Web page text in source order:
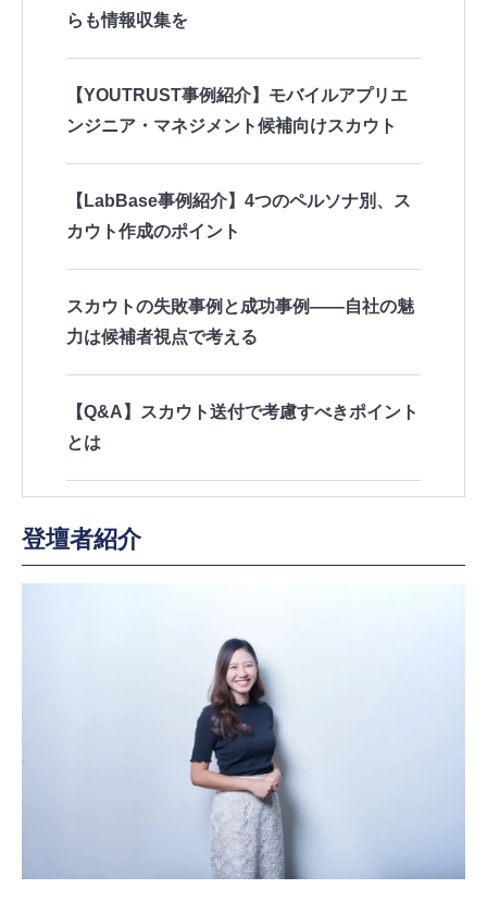
らも情報収集を
【YOUTRUST事例紹介】モバイルアプリエ
ンジニア・マネジメント候補向けスカウト
【LabBase事例紹介】4つのペルソナ別、ス
カウト作成のポイント
スカウトの失敗事例と成功事例――自社の魅
力は候補者視点で考える
【Q&A】スカウト送付で考慮すべきポイント
とは
登壇者紹介